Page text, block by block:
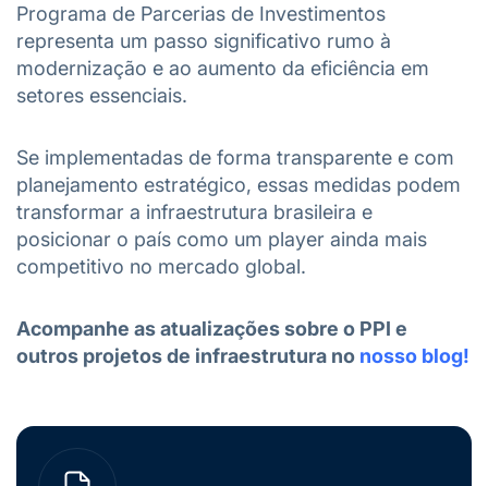
Programa de Parcerias de Investimentos
representa um passo significativo rumo à
modernização e ao aumento da eficiência em
setores essenciais.
Se implementadas de forma transparente e com
planejamento estratégico, essas medidas podem
transformar a infraestrutura brasileira e
posicionar o país como um player ainda mais
competitivo no mercado global.
Acompanhe as atualizações sobre o PPI e
outros projetos de infraestrutura no nosso blog!